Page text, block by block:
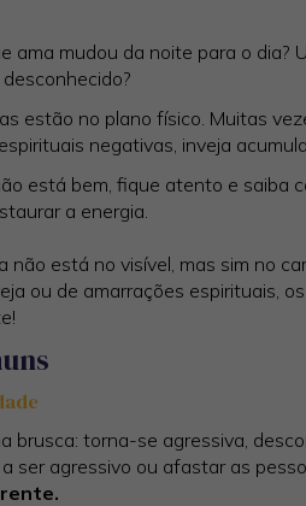
ama mudou da noite para o
estão no plano físico. Muitas
negativas, inveja
está bem, fique atento e saiba
a energia.
não está no visível, mas sim no
ou de amarrações espirituais,
brusca: torna-se agressiva,
ser agressivo ou afastar as